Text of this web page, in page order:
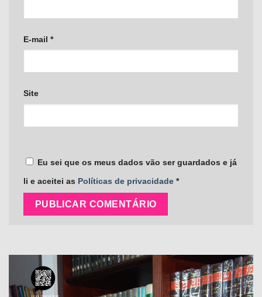
E-mail *
Site
Eu sei que os meus dados vão ser guardados e já
li e aceitei as Políticas de privacidade *